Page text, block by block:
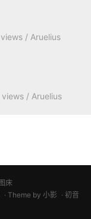
/ Aruelius
/ Aruelius
床
Theme by小影
初音